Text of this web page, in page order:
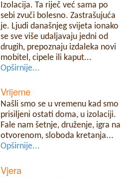
Izolacija. Ta riječ već sama po
sebi zvuči bolesno. Zastrašujuća
je. Ljudi današnjeg svijeta ionako
se sve više udaljavaju jedni od
drugih, prepoznaju izdaleka novi
mobitel, cipele ili kaput...
Opširnije...
Vrijeme
Našli smo se u vremenu kad smo
prisiljeni ostati doma, u izolaciji.
Fale nam šetnje, druženje, igra na
otvorenom, sloboda kretanja...
Opširnije...
Vjera